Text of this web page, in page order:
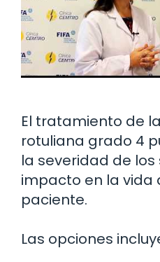
El tratamiento de
rotuliana grado 4
la severidad de
impacto en la vida
paciente.
Las opciones